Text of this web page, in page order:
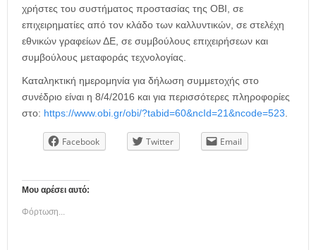
χρήστες του συστήματος προστασίας της ΟΒΙ, σε
επιχειρηματίες από τον κλάδο των καλλυντικών, σε στελέχη
εθνικών γραφείων ΔΕ, σε συμβούλους επιχειρήσεων και
συμβούλους μεταφοράς τεχνολογίας.
Καταληκτική ημερομηνία για δήλωση συμμετοχής στο
συνέδριο είναι η 8/4/2016 και για περισσότερες πληροφορίες
στο: https://www.obi.gr/obi/?tabid=60&ncId=21&ncode=523.
Facebook Twitter Email
Μου αρέσει αυτό:
Φόρτωση...